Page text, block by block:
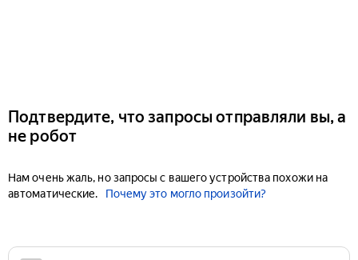
Подтвердите, что запросы отправляли вы, а
не робот
Нам очень жаль, но запросы с вашего устройства похожи на
автоматические.
Почему это могло произойти?